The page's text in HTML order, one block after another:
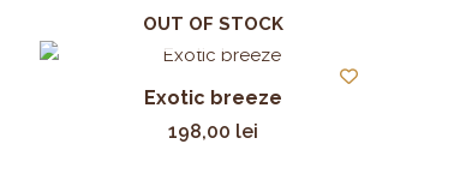
OUT OF STOCK
Exotic breeze
198,00 lei